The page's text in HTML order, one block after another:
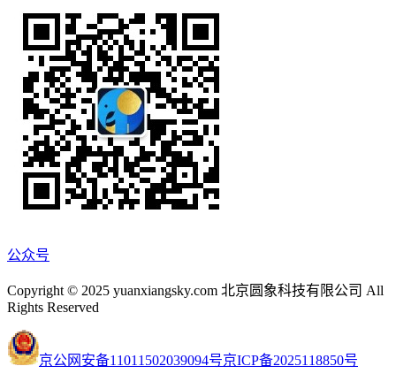
公众号
Copyright © 2025 yuanxiangsky.com 北京圆象科技有限公司 All
Rights Reserved
京公网安备11011502039094号京ICP备2025118850号